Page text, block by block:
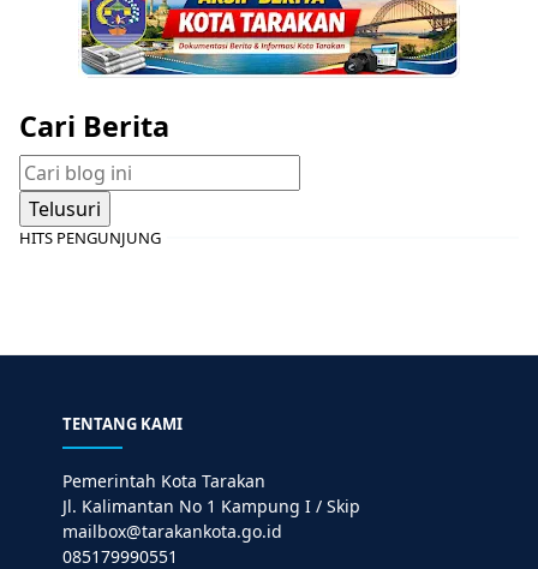
Cari Berita
HITS PENGUNJUNG
TENTANG KAMI
Pemerintah Kota Tarakan
Jl. Kalimantan No 1 Kampung I / Skip
mailbox@tarakankota.go.id
085179990551